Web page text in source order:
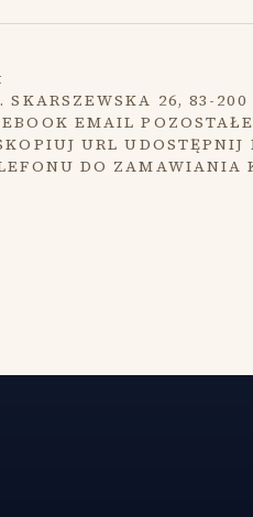
26, 83-
EMAIL
URL
DO ZAMAWIANIA